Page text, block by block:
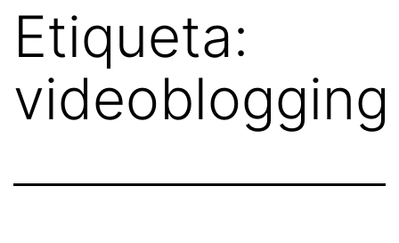
Etiqueta:
videoblogging